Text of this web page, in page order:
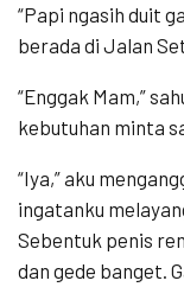
“Papi ngasih duit
berada di Jalan
“Enggak Mam,”
kebutuhan minta
“Iya,” aku
ingatanku
Sebentuk penis
dan gede banget.